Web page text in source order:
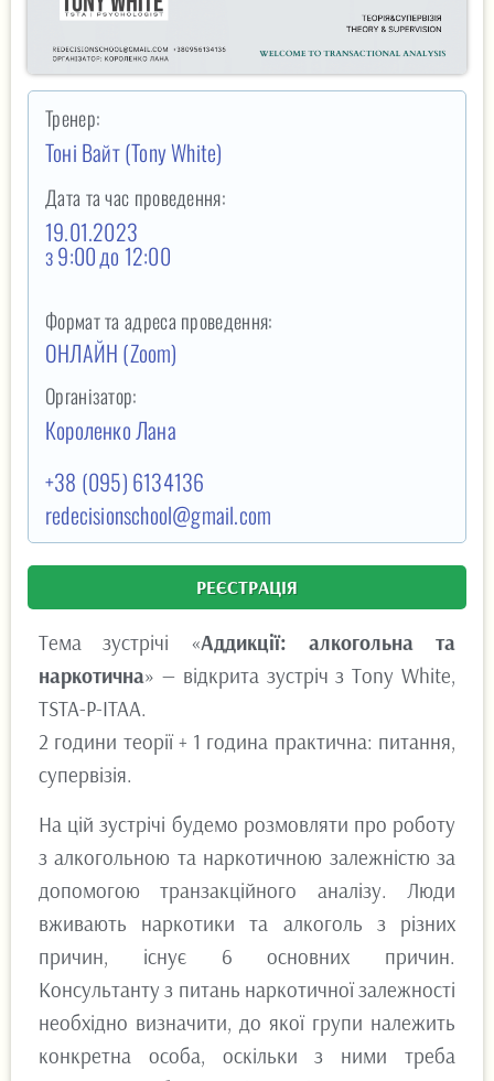
Тренер:
Тоні Вайт (Tony White)
Дата та час проведення:
19.01.2023
з 9:00до 12:00
Формат та адреса проведення:
ОНЛАЙН (Zoom)
Організатор:
Короленко Лана
+38 (095) 6134136
redecisionschool@gmail.com
РЕЄСТРАЦІЯ
Тема зустрічі «Аддикції: алкогольна та
наркотична» — відкрита зустріч з Тоny White,
TSTA-P-ITAA.
2 години теорії + 1 година практична: питання,
супервізія.
На цій зустрічі будемо розмовляти про роботу
з алкогольною та наркотичною залежністю за
допомогою транзакційного аналізу. Люди
вживають наркотики та алкоголь з різних
причин, існує 6 основних причин.
Консультанту з питань наркотичної залежності
необхідно визначити, до якої групи належить
конкретна особа, оскільки з ними треба